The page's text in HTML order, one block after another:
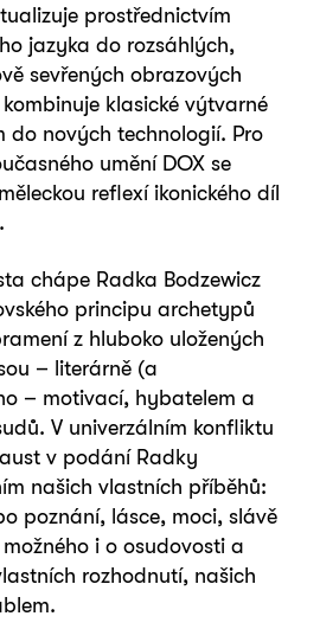
prostřednictvím
jazyka do rozsáhlých,
sevřených obrazových
klasické výtvarné
do nových technologií. Pro
umění DOX se
reflexí ikonického díl
chápe Radka Bodzewicz
principu archetypů
z hluboko uložených
– literárně (a
– motivací, hybatelem a
V univerzálním konfliktu
v podání Radky
našich vlastních příběhů:
poznání, lásce, moci, slávě
i o osudovosti a
rozhodnutí, našich